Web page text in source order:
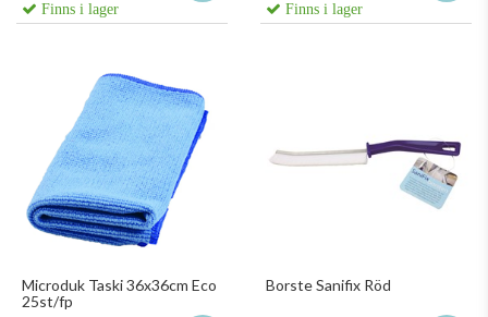
Finns i lager Finns i lager
Microduk Taski 36x36cm Eco
25st/fp
Borste Sanifix Röd